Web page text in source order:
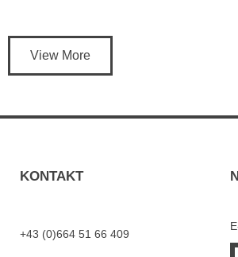
View More
KONTAKT
+43 (0)664 51 66 409